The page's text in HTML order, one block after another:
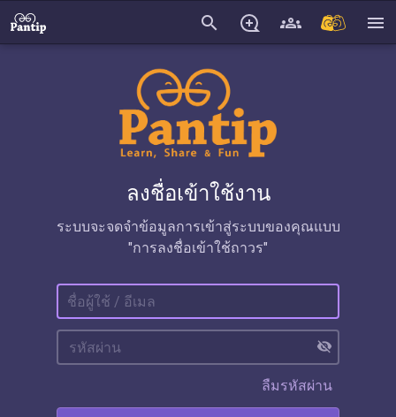
search menu
ลงชื่อเข้าใช้งาน
ระบบจะจดจำข้อมูลการเข้าสู่ระบบของคุณแบบ
"การลงชื่อเข้าใช้ถาวร"
visibility_off
ลืมรหัสผ่าน